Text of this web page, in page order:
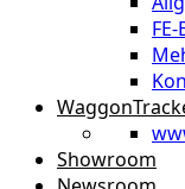
Showroom